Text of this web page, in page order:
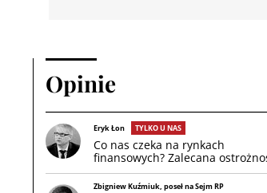
Opinie
Eryk Łon TYLKO U NAS
Co nas czeka na rynkach
finansowych? Zalecana
Zbigniew Kuźmiuk, poseł na Sejm RP